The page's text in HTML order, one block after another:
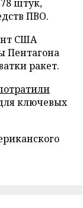
штук,
ПВО.
США
Пентагона
ракет.
ключевых